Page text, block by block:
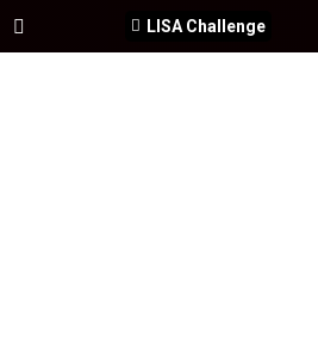
LISA Challenge